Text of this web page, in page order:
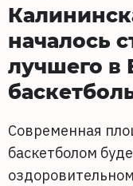
началось
лучшего в
Современная
баскетболом